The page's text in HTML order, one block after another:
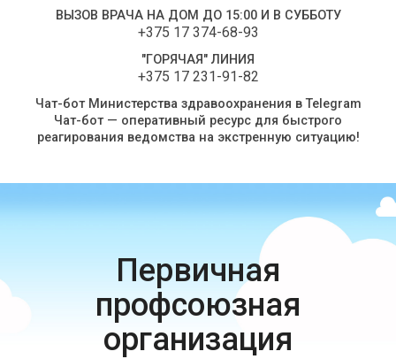
ВЫЗОВ ВРАЧА НА ДОМ ДО 15:00 И В СУББОТУ
+375 17 374-68-93
"ГОРЯЧАЯ" ЛИНИЯ
+375 17 231-91-82
Чат-бот Министерства здравоохранения в Telegram
Чат-бот — оперативный ресурс для быстрого
реагирования ведомства на экстренную ситуацию!
Первичная
профсоюзная
организация